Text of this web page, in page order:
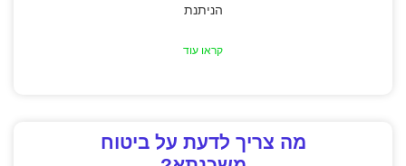
הניתנת
קראו עוד
מה צריך לדעת על ביטוח